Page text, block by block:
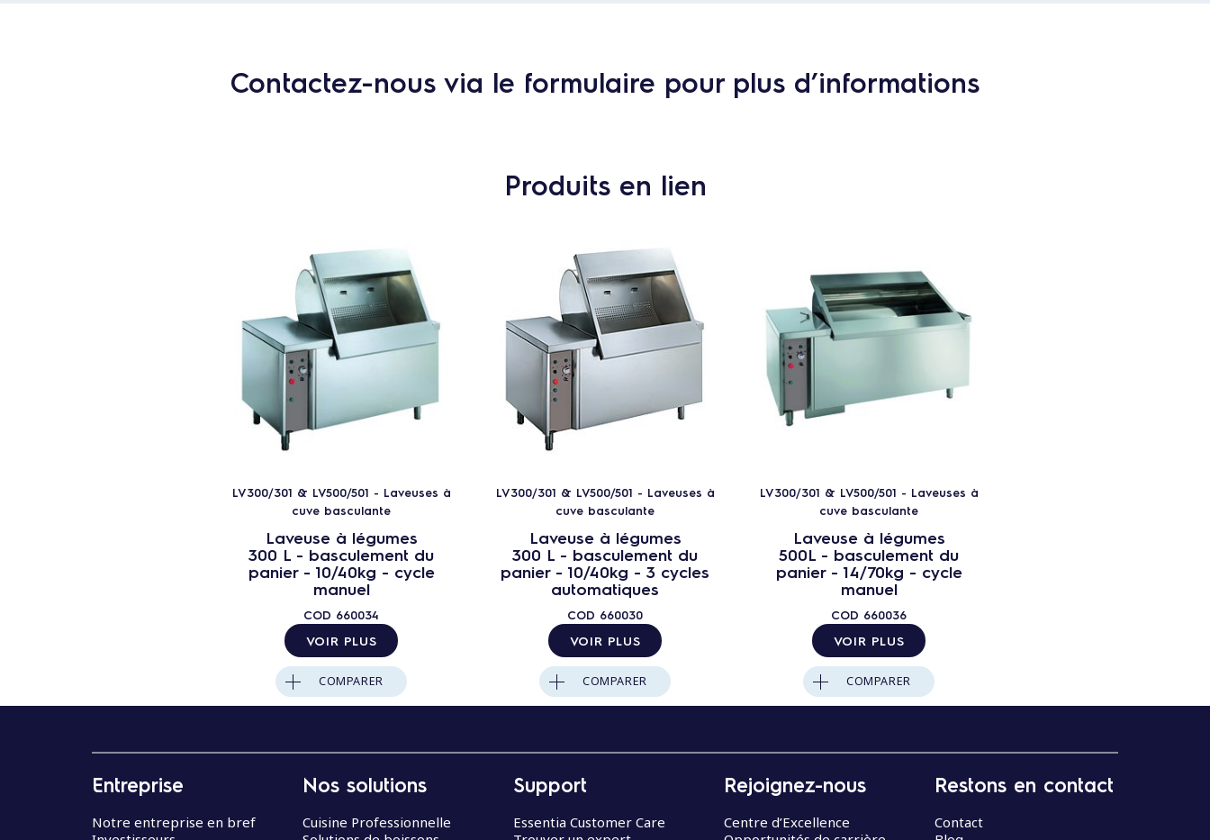
Contactez-nous via le formulaire pour plus d’informations
Produits en lien
LV300/301 & LV500/501 - Laveuses à
cuve basculante
Laveuse à légumes
300 L - basculement du
panier - 10/40kg - cycle
manuel
COD 660034
VOIR PLUS
COMPARER
LV300/301 & LV500/501 - Laveuses à
cuve basculante
Laveuse à légumes
300 L - basculement du
panier - 10/40kg - 3 cycles
automatiques
COD 660030
VOIR PLUS
COMPARER
LV300/301 & LV500/501 - Laveuses à
cuve basculante
Laveuse à légumes
500L - basculement du
panier - 14/70kg - cycle
manuel
COD 660036
VOIR PLUS
COMPARER
Entreprise
Notre entreprise en bref
Nos solutions
Cuisine Professionnelle
Support
Essentia Customer Care
Rejoignez-nous
Centre d’Excellence
Restons en contact
Contact